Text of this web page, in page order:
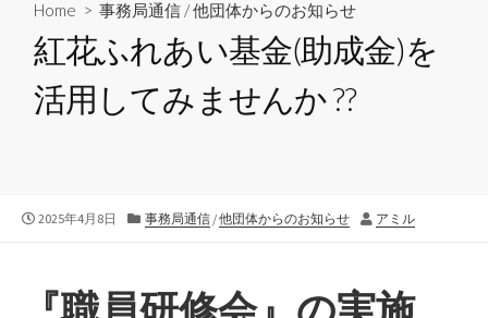
Home > 事務局通信 /他団体からのお知らせ
紅花ふれあい基金(助成金)を
活用してみませんか ??
公
2025年4月8日
カ
ー
事務局通信/他団体からのお知らせ
作
アミル